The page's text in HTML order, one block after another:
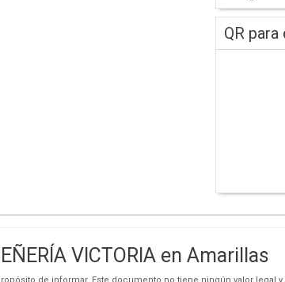
QR
VICTORIA en Amarillas